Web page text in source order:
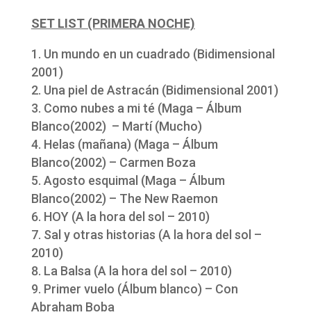
SET LIST (PRIMERA NOCHE)
Un mundo en un cuadrado (Bidimensional
2001)
Una piel de Astracán (Bidimensional 2001)
Como nubes a mi té (Maga – Álbum
Blanco(2002) – Martí (Mucho)
Helas (mañana) (Maga – Álbum
Blanco(2002) – Carmen Boza
Agosto esquimal (Maga – Álbum
Blanco(2002) – The New Raemon
HOY (A la hora del sol – 2010)
Sal y otras historias (A la hora del sol –
2010)
La Balsa (A la hora del sol – 2010)
Primer vuelo (Álbum blanco) – Con
Abraham Boba